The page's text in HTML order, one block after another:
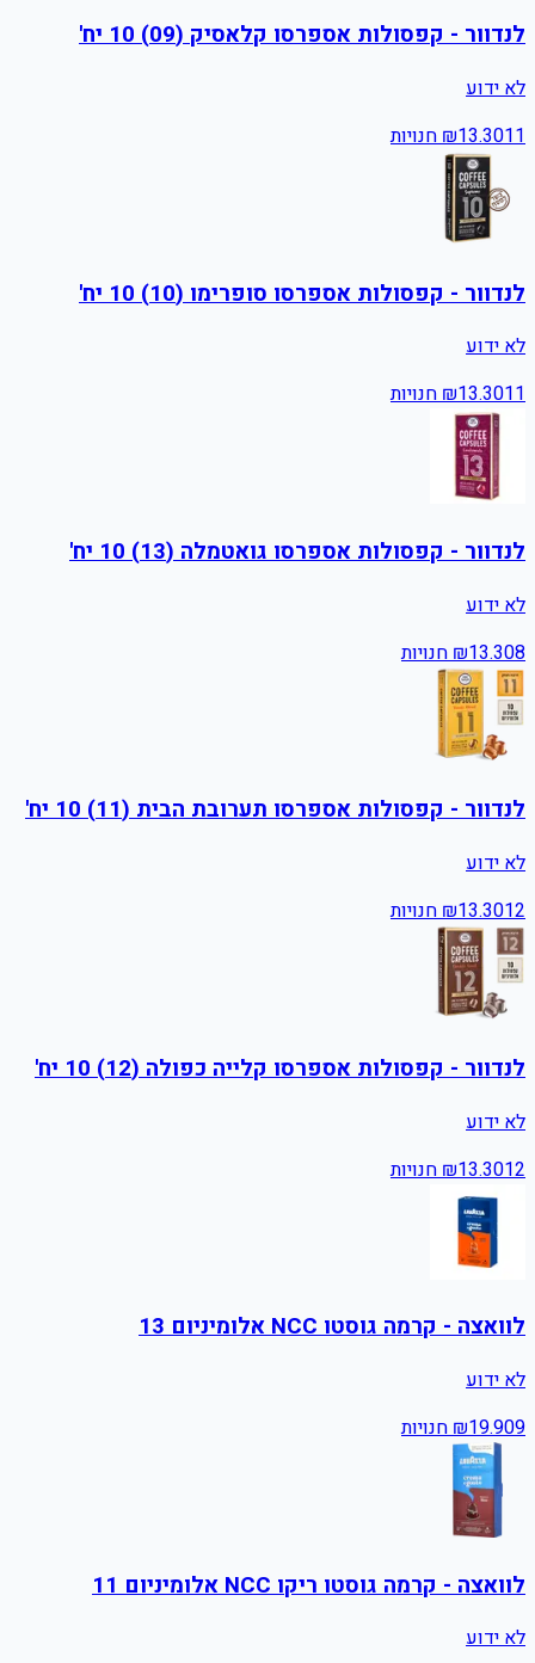
לנדוור - קפסולות אספרסו קלאסיק (09) 10 יח'
לא ידוע
₪13.3011 חנויות
לנדוור - קפסולות אספרסו סופרימו (10) 10 יח'
לא ידוע
₪13.3011 חנויות
לנדוור - קפסולות אספרסו גואטמלה (13) 10 יח'
לא ידוע
₪13.308 חנויות
לנדוור - קפסולות אספרסו תערובת הבית (11) 10 יח'
לא ידוע
₪13.3012 חנויות
לנדוור - קפסולות אספרסו קלייה כפולה (12) 10 יח'
לא ידוע
₪13.3012 חנויות
לוואצה - קרמה גוסטו NCC אלומיניום 13
לא ידוע
₪19.909 חנויות
לוואצה - קרמה גוסטו ריקו NCC אלומיניום 11
לא ידוע